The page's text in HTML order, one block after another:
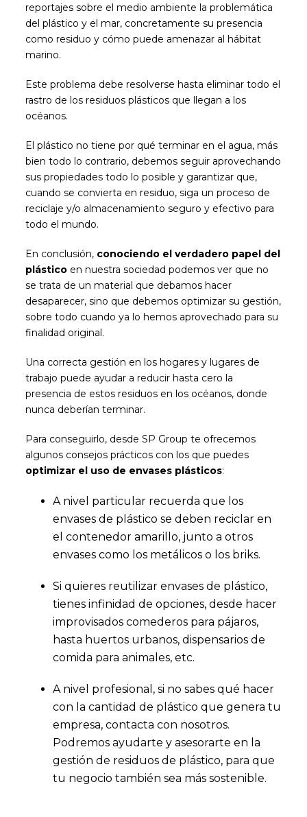
reportajes sobre el medio ambiente la problemática
del plástico y el mar, concretamente su presencia
como residuo y cómo puede amenazar al hábitat
marino.
Este problema debe resolverse hasta eliminar todo el
rastro de los residuos plásticos que llegan a los
océanos.
El plástico no tiene por qué terminar en el agua, más
bien todo lo contrario, debemos seguir aprovechando
sus propiedades todo lo posible y garantizar que,
cuando se convierta en residuo, siga un proceso de
reciclaje y/o almacenamiento seguro y efectivo para
todo el mundo.
En conclusión, conociendo el verdadero papel del
plástico en nuestra sociedad podemos ver que no
se trata de un material que debamos hacer
desaparecer, sino que debemos optimizar su gestión,
sobre todo cuando ya lo hemos aprovechado para su
finalidad original.
Una correcta gestión en los hogares y lugares de
trabajo puede ayudar a reducir hasta cero la
presencia de estos residuos en los océanos, donde
nunca deberían terminar.
Para conseguirlo, desde SP Group te ofrecemos
algunos consejos prácticos con los que puedes
optimizar el uso de envases plásticos:
A nivel particular recuerda que los
envases de plástico se deben reciclar en
el contenedor amarillo, junto a otros
envases como los metálicos o los briks.
Si quieres reutilizar envases de plástico,
tienes infinidad de opciones, desde hacer
improvisados comederos para pájaros,
hasta huertos urbanos, dispensarios de
comida para animales, etc.
A nivel profesional, si no sabes qué hacer
con la cantidad de plástico que genera tu
empresa, contacta con nosotros.
Podremos ayudarte y asesorarte en la
gestión de residuos de plástico, para que
tu negocio también sea más sostenible.